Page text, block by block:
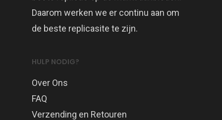
Daarom werken we er continu aan om
de beste replicasite te zijn.
HULP NODIG?
Over Ons
FAQ
Verzending en Retouren